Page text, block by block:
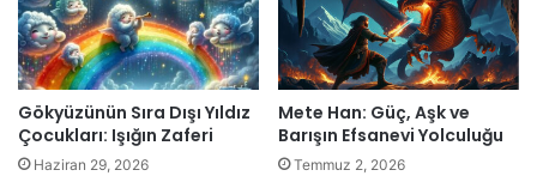
Gökyüzünün Sıra Dışı Yıldız
Çocukları: Işığın Zaferi
Haziran 29, 2026
Mete Han: Güç, Aşk ve
Barışın Efsanevi Yolculuğu
Temmuz 2, 2026